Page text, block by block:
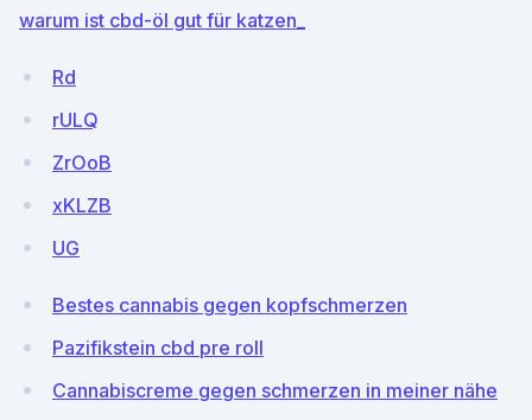
warum ist cbd-öl gut für katzen_
Rd
rULQ
ZrOoB
xKLZB
UG
Bestes cannabis gegen kopfschmerzen
Pazifikstein cbd pre roll
Cannabiscreme gegen schmerzen in meiner nähe